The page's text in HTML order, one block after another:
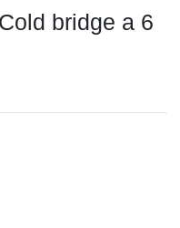
bridge a 6